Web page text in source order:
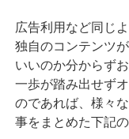
広告利用など同じ
独自のコンテンツ
いいのか分からず
一歩が踏み出せず
のであれば、様々
事をまとめた下記